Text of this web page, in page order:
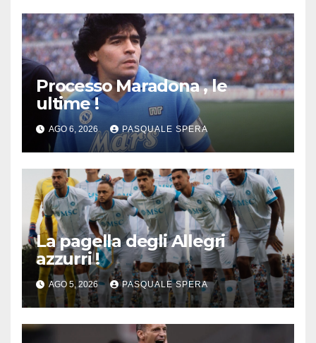
Processo Maradona , le
ultime !
AGO 6, 2026 PASQUALE SPERA
La pagella degli Allegri
azzurri !
AGO 5, 2026 PASQUALE SPERA